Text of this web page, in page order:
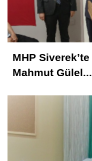
MHP
Mahmut Gülel...